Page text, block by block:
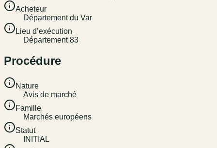
Acheteur
Département du Var
Lieu d’exécution
Département 83
Procédure
Nature
Avis de marché
Famille
Marchés européens
Statut
INITIAL